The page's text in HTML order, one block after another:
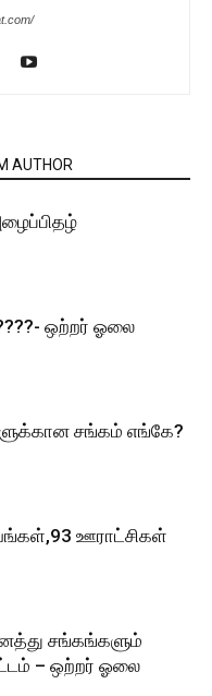
AUTHOR
ஒற்றர் ஓலை
சங்கம் எங்கே?
ஊராட்சிகள்
சங்கங்களும்
– ஒற்றர் ஓலை